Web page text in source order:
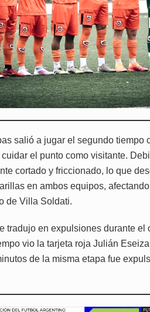
salió a jugar el segundo tiempo
el punto como visitante.
cortado y friccionado, lo que
en ambos equipos,
de Villa Soldati.
tradujo en expulsiones durante el
vio la tarjeta roja Julián
de la misma etapa fue